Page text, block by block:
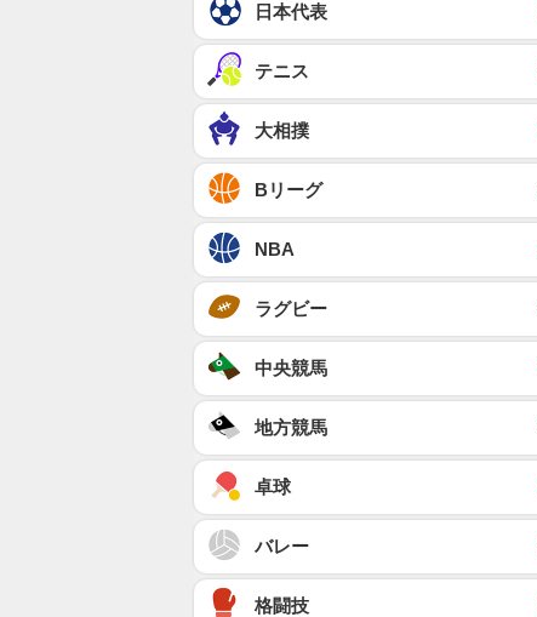
日本代表
テニス
大相撲
Bリーグ
NBA
ラグビー
中央競馬
地方競馬
卓球
バレー
格闘技